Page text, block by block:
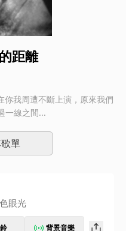
距離
你我周遭不斷上演，原來我們
一線之間...
單
眼光
背景音樂